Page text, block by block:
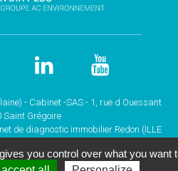
- Cabinet -SAS - 1, rue d Ouessant
Saint Grégoire
de diagnostic immobilier Redon (ILLE
légales |Plan du site|
you control over what you want